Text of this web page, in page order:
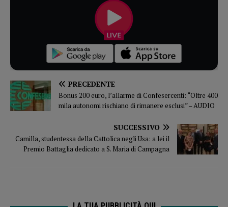
PRECEDENTE
Bonus 200 euro, l’allarme di Confesercenti: “Oltre 400
mila autonomi rischiano di rimanere esclusi” – AUDIO
SUCCESSIVO
Camilla, studentessa della Cattolica negli Usa: a lei il
Premio Battaglia dedicato a S. Maria di Campagna